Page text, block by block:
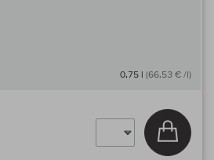
0,75 l (66,53 € /l)
In